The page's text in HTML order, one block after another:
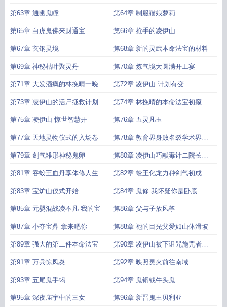
第63章 通幽鬼瞳 第64章 制服猫娘萝莉
第65章 白虎鬼佛来财通宝 第66章 抢手的凌伊山
第67章 玄钢灵境 第68章 新的灵武本命法宝的材料
第69章 神秘枯叶聚灵丹 第70章 炼气境大圆满开工宴
第71章 大发酒疯的林挽晴一晚速
成的凌伊山
第72章 凌伊山 计划有变
第73章 凌伊山的活尸拯救计划 第74章 林挽晴的本命法宝初窥剑
气
第75章 凌伊山 惊世智慧开 第76章 五灵凡玉
第77章 天地灵物仪式的入场卷 第78章 教育界身败名裂学术界晚
不保
第79章 剑气雏形神秘鬼卵 第80章 凌伊山巧献毒计二院长欣
喜赐宝
第81章 吞蛟王血丹享体修人生 第82章 蛟王化龙力种剑气初成
第83章 宝炉山仪式开始 第84章 鬼修 我怀疑你是卧底
第85章 元婴混战凌不凡 我的宝 第86章 父与子放风筝
第87章 小夺宝鼎 拿来吧你 第88章 祂的目光父爱如山体滑坡
第89章 强大的第二件本命法宝 第90章 凌伊山被下诅咒施咒者命
悬一线
第91章 万兵惊凤炎 第92章 映照灵火前往南域
第93章 五尾鬼手蝎 第94章 鬼铜钱牛头鬼
第95章 深夜庙宇中的三女 第96章 新晋鬼王贝利亚